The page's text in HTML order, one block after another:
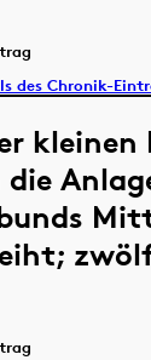
des Chronik-
kleinen